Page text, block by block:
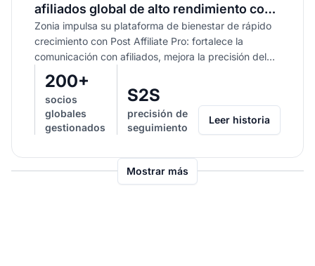
afiliados global de alto rendimiento con
Post Affiliate Pro
Zonia impulsa su plataforma de bienestar de rápido
crecimiento con Post Affiliate Pro: fortalece la
comunicación con afiliados, mejora la precisión del
seguimiento y agiliza las operaciones para un...
200+
socios
globales
gestionados
S2S
precisión de
seguimiento
Leer historia
Mostrar más